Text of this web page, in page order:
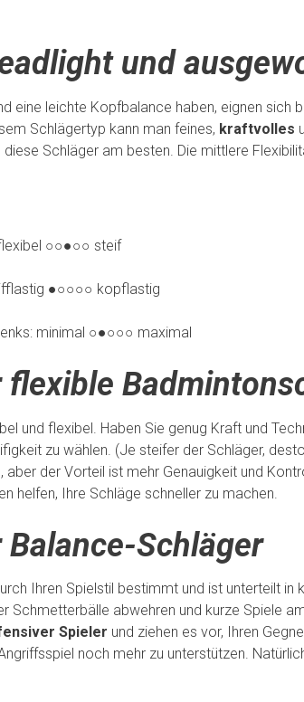
und
eine leichte Kopfbalance haben, eignen sich
Schlägertyp kann man feines, kraftvolles
Schläger am besten. Die mittlere
steif
kopflastig
minimal ○●○○○ maximal
und flexibel. Haben Sie genug Kraft und
zu wählen. (Je steifer der Schläger,
der Vorteil ist mehr Genauigkeit und
helfen, Ihre Schläge schneller zu machen.
Schläger
Ihren Spielstil bestimmt und ist unterteilt
Schmetterbälle abwehren und kurze Spiele
Spieler und ziehen es vor, Ihren
noch mehr zu unterstützen.